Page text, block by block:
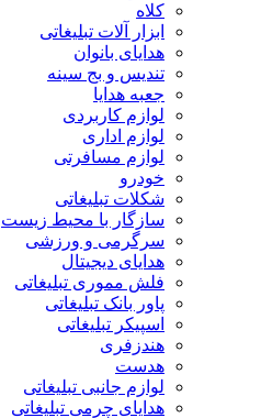
کلاه
ابزار آلات تبلیغاتی
هدایای بانوان
تندیس و بج سینه
جعبه هدایا
لوازم کاربردی
لوازم اداری
لوازم مسافرتی
خودرو
شکلات تبلیغاتی
سازگار با محیط زیست
سرگرمی و ورزشی
هدایای دیجیتال
فلش مموری تبلیغاتی
پاور بانک تبلیغاتی
اسپیکر تبلیغاتی
هندزفری
هدست
لوازم جانبی تبلیغاتی
هدایای چرمی تبلیغاتی